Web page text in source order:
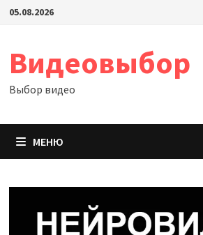
Перейти
05.08.2026
Видеовыбор
Выбор видео
МЕНЮ